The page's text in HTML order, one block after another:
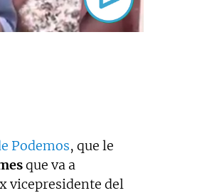
Podemos, que le
que va a
vicepresidente del